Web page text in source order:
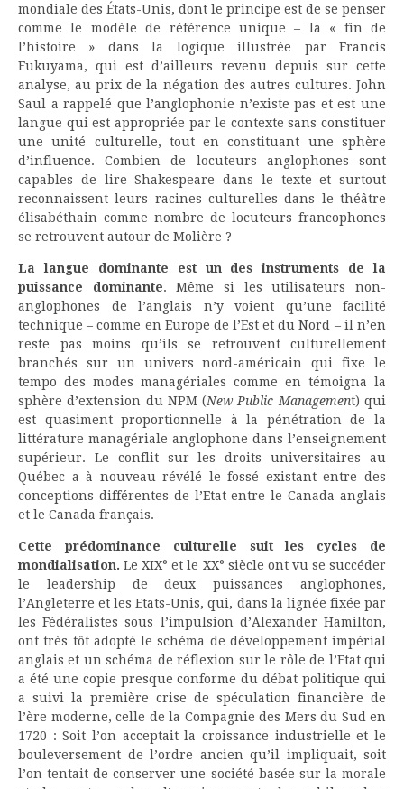
mondiale des États-Unis, dont le principe est de se penser
comme le modèle de référence unique – la « fin de
l’histoire » dans la logique illustrée par Francis
Fukuyama, qui est d’ailleurs revenu depuis sur cette
analyse, au prix de la négation des autres cultures. John
Saul a rappelé que l’anglophonie n’existe pas et est une
langue qui est appropriée par le contexte sans constituer
une unité culturelle, tout en constituant une sphère
d’influence. Combien de locuteurs anglophones sont
capables de lire Shakespeare dans le texte et surtout
reconnaissent leurs racines culturelles dans le théâtre
élisabéthain comme nombre de locuteurs francophones
se retrouvent autour de Molière ?
La langue dominante est un des instruments de la
puissance dominante. Même si les utilisateurs non-
anglophones de l’anglais n’y voient qu’une facilité
technique – comme en Europe de l’Est et du Nord – il n’en
reste pas moins qu’ils se retrouvent culturellement
branchés sur un univers nord-américain qui fixe le
tempo des modes managériales comme en témoigna la
sphère d’extension du NPM (New Public Management) qui
est quasiment proportionnelle à la pénétration de la
littérature managériale anglophone dans l’enseignement
supérieur. Le conflit sur les droits universitaires au
Québec a à nouveau révélé le fossé existant entre des
conceptions différentes de l’Etat entre le Canada anglais
et le Canada français.
Cette prédominance culturelle suit les cycles de
mondialisation.Le XIX° et le XX° siècle ont vu se succéder
le leadership de deux puissances anglophones,
l’Angleterre et les Etats-Unis, qui, dans la lignée fixée par
les Fédéralistes sous l’impulsion d’Alexander Hamilton,
ont très tôt adopté le schéma de développement impérial
anglais et un schéma de réflexion sur le rôle de l’Etat qui
a été une copie presque conforme du débat politique qui
a suivi la première crise de spéculation financière de
l’ère moderne, celle de la Compagnie des Mers du Sud en
1720 : Soit l’on acceptait la croissance industrielle et le
bouleversement de l’ordre ancien qu’il impliquait, soit
l’on tentait de conserver une société basée sur la morale